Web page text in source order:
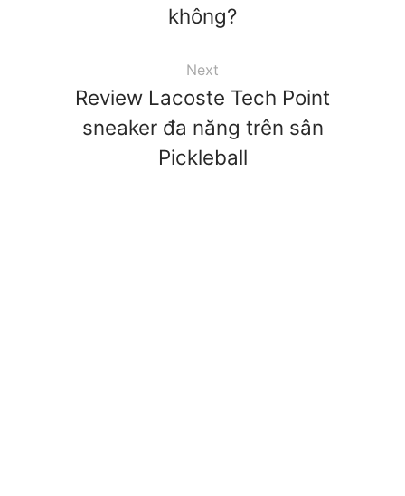
không?
Next
Review Lacoste Tech Point
sneaker đa năng trên sân
Pickleball